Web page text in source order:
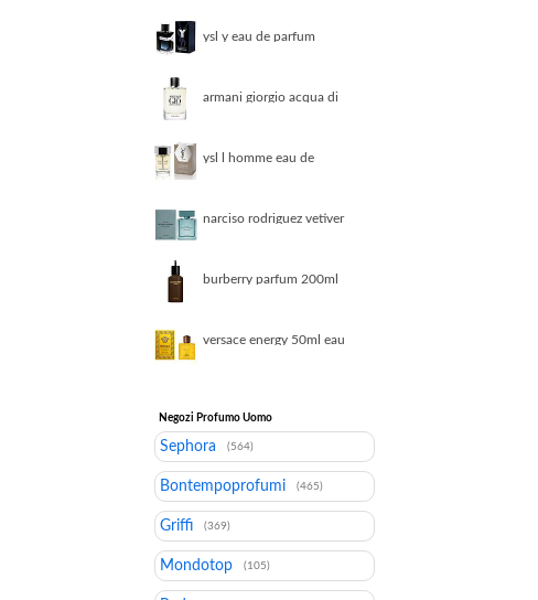
ysl y eau de parfum
armani giorgio acqua di
ysl l homme eau de
narciso rodriguez vetiver
burberry parfum 200ml
versace energy 50ml eau
Negozi Profumo Uomo
Sephora (564)
Bontempoprofumi (465)
Griffi (369)
Mondotop (105)